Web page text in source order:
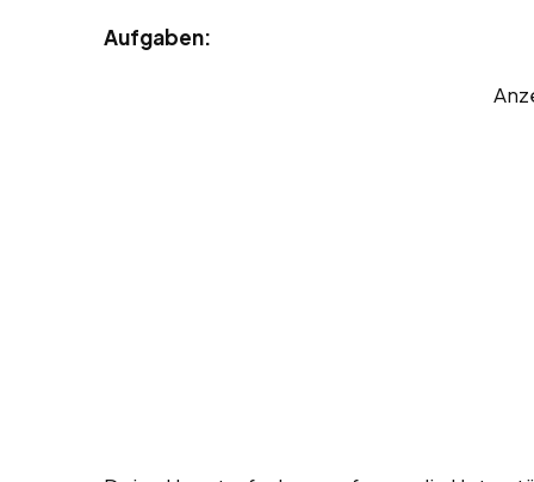
Aufgaben: